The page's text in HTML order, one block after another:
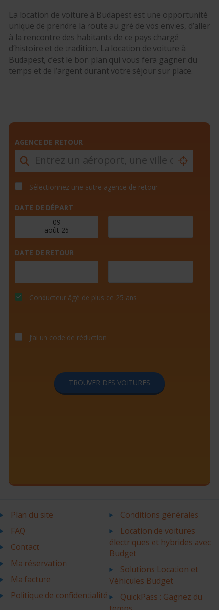
La location de voiture à Budapest est une opportunité
unique de prendre la route au gré de vos envies, d’aller
à la rencontre des habitants de ce pays chargé
d’histoire et de tradition. La location de voiture à
Budapest, c’est le bon plan qui vous fera gagner du
temps et de l’argent durant votre séjour sur place.
AGENCE DE RETOUR
Sélectionnez une autre agence de retour
DATE DE DÉPART
DATE DE RETOUR
Conducteur âgé de plus de 25 ans
J’ai un code de réduction
TROUVER DES VOITURES
Plan du site
FAQ
Contact
Ma réservation
Ma facture
Politique de confidentialité
Conditions générales
Location de voitures
électriques et hybrides avec
Budget
Solutions Location et
Véhicules Budget
QuickPass : Gagnez du